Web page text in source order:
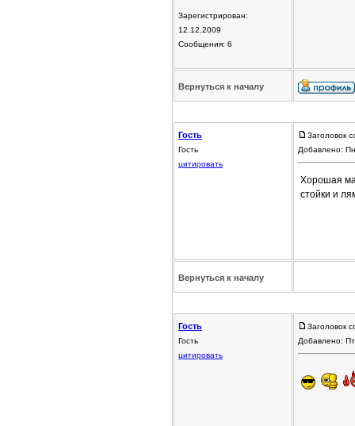
Зарегистрирован:
12.12.2009
Сообщения: 6
Вернуться к началу
Гость
Гость
цитировать
Заголовок
Добавлено:
Хорошая
стойки и
Вернуться к началу
Гость
Гость
цитировать
Заголовок
Добавлено: